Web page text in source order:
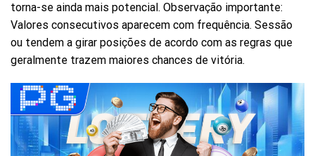
torna-se ainda mais potencial. Observação importante:
Valores consecutivos aparecem com frequência. Sessão
ou tendem a girar posições de acordo com as regras que
geralmente trazem maiores chances de vitória.